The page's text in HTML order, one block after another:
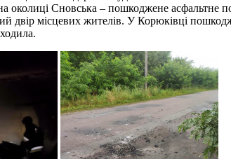
околиці Сновська – пошкоджене асфальтне
двір місцевих жителів. У Корюківці